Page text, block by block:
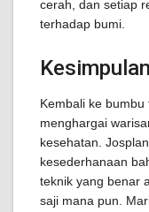
cerah, dan setiap
terhadap bumi.
Kembali ke
menghargai
kesehatan.
kesederhanaan
teknik yang benar
saji mana pun.